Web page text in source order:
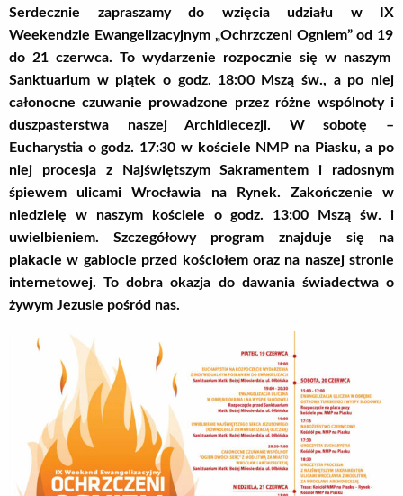
Serdecznie zapraszamy do wzięcia udziału w
IX
Weekendzie Ewangelizacyjnym „Ochrzczeni Ogniem” od 19
do 21 czerwca. To wydarzenie rozpocznie się w naszym
Sanktuarium w piątek o godz. 18:00
Mszą św., a po niej
całonocne czuwanie prowadzone przez różne wspólnoty i
duszpasterstwa naszej Archidiecezji. W sobotę –
Eucharystia o godz. 17:30 w kościele NMP na Piasku, a po
niej procesja z Najświętszym Sakramentem i radosnym
śpiewem ulicami Wrocławia na Rynek. Zakończenie w
niedzielę w naszym kościele o godz. 13:00 Mszą św. i
uwielbieniem. Szczegółowy program znajduje się na
plakacie w gablocie przed kościołem oraz na naszej stronie
internetowej. To dobra okazja do dawania świadectwa o
żywym Jezusie pośród nas.